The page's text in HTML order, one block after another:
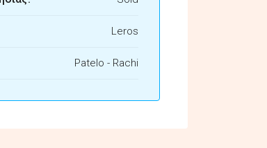
Leros
Patelo - Rachi